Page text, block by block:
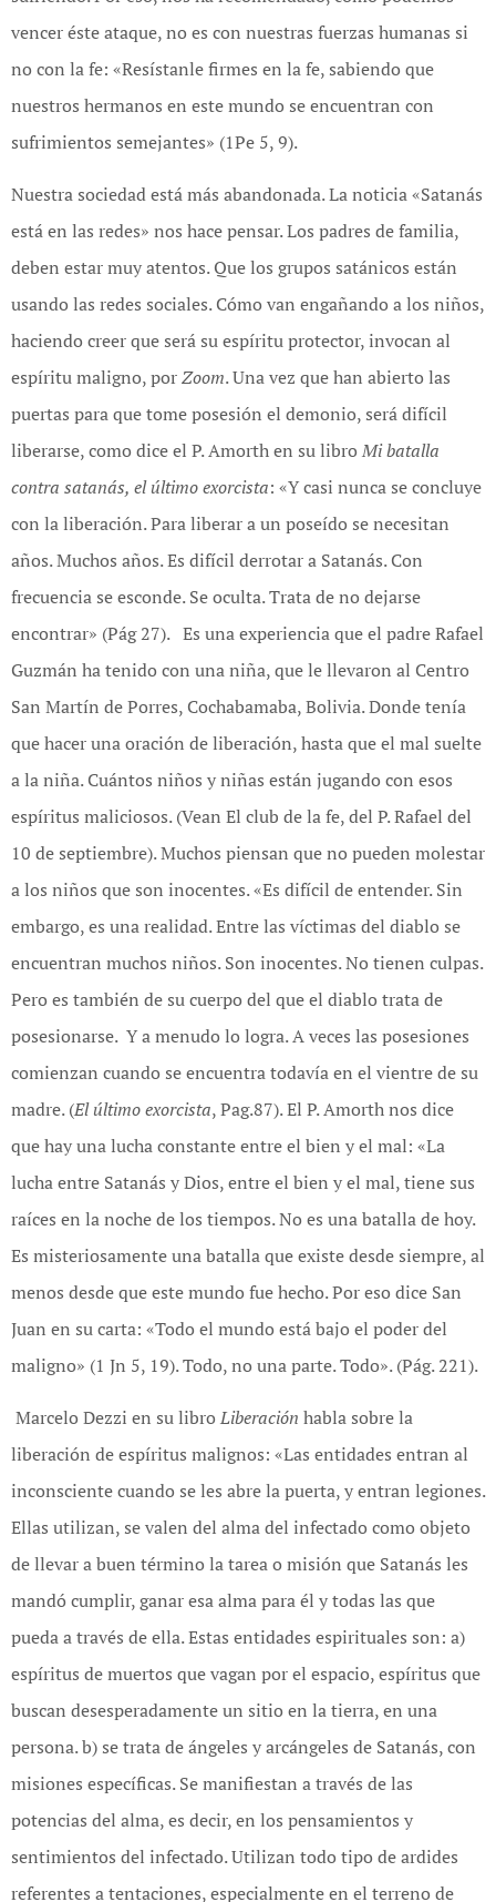
vencer éste ataque, no es con nuestras fuerzas humanas si
no con la fe: «Resístanle firmes en la fe, sabiendo que
nuestros hermanos en este mundo se encuentran con
sufrimientos semejantes» (1Pe 5, 9).
Nuestra sociedad está más abandonada. La noticia «Satanás
está en las redes» nos hace pensar. Los padres de familia,
deben estar muy atentos. Que los grupos satánicos están
usando las redes sociales. Cómo van engañando a los niños,
haciendo creer que será su espíritu protector, invocan al
espíritu maligno, porZoom. Una vez que han abierto las
puertas para que tome posesión el demonio, será difícil
liberarse, como dice el P. Amorth en su libroMi batalla
contra satanás, el último exorcista: «Y casi nunca se concluye
con la liberación. Para liberar a un poseído se necesitan
años. Muchos años. Es difícil derrotar a Satanás. Con
frecuencia se esconde. Se oculta. Trata de no dejarse
encontrar» (Pág 27). Es una experiencia que el padre Rafael
Guzmán ha tenido con una niña, que le llevaron al Centro
San Martín de Porres, Cochabamaba, Bolivia. Donde tenía
que hacer una oración de liberación, hasta que el mal suelte
a la niña. Cuántos niños y niñas están jugando con esos
espíritus maliciosos. (Vean El club de la fe, del P. Rafael del
10 de septiembre). Muchos piensan que no pueden molestar
a los niños que son inocentes. «Es difícil de entender. Sin
embargo, es una realidad. Entre las víctimas del diablo se
encuentran muchos niños. Son inocentes. No tienen culpas.
Pero es también de su cuerpo del que el diablo trata de
posesionarse. Y a menudo lo logra. A veces las posesiones
comienzan cuando se encuentra todavía en el vientre de su
madre. (El último exorcista, Pag.87). El P. Amorth nos dice
que hay una lucha constante entre el bien y el mal: «La
lucha entre Satanás y Dios, entre el bien y el mal, tiene sus
raíces en la noche de los tiempos. No es una batalla de hoy.
Es misteriosamente una batalla que existe desde siempre, al
menos desde que este mundo fue hecho. Por eso dice San
Juan en su carta: «Todo el mundo está bajo el poder del
maligno» (1 Jn 5, 19). Todo, no una parte. Todo». (Pág. 221).
Marcelo Dezzi en su libroLiberación habla sobre la
liberación de espíritus malignos: «Las entidades entran al
inconsciente cuando se les abre la puerta, y entran legiones.
Ellas utilizan, se valen del alma del infectado como objeto
de llevar a buen término la tarea o misión que Satanás les
mandó cumplir, ganar esa alma para él y todas las que
pueda a través de ella. Estas entidades espirituales son: a)
espíritus de muertos que vagan por el espacio, espíritus que
buscan desesperadamente un sitio en la tierra, en una
persona. b) se trata de ángeles y arcángeles de Satanás, con
misiones específicas. Se manifiestan a través de las
potencias del alma, es decir, en los pensamientos y
sentimientos del infectado. Utilizan todo tipo de ardides
referentes a tentaciones, especialmente en el terreno de